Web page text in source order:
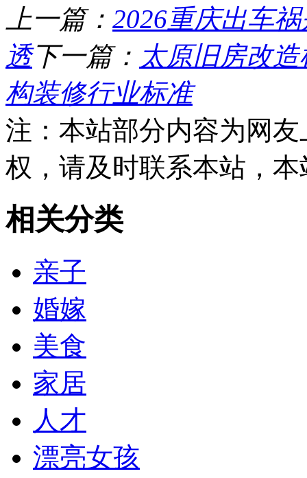
上一篇： 2026重庆出车
透下一篇： 太原旧房改
构装修行业标准
注：本站部分内容为网
权，请及时联系本站，
相关分类
亲子
婚嫁
美食
家居
人才
漂亮女孩